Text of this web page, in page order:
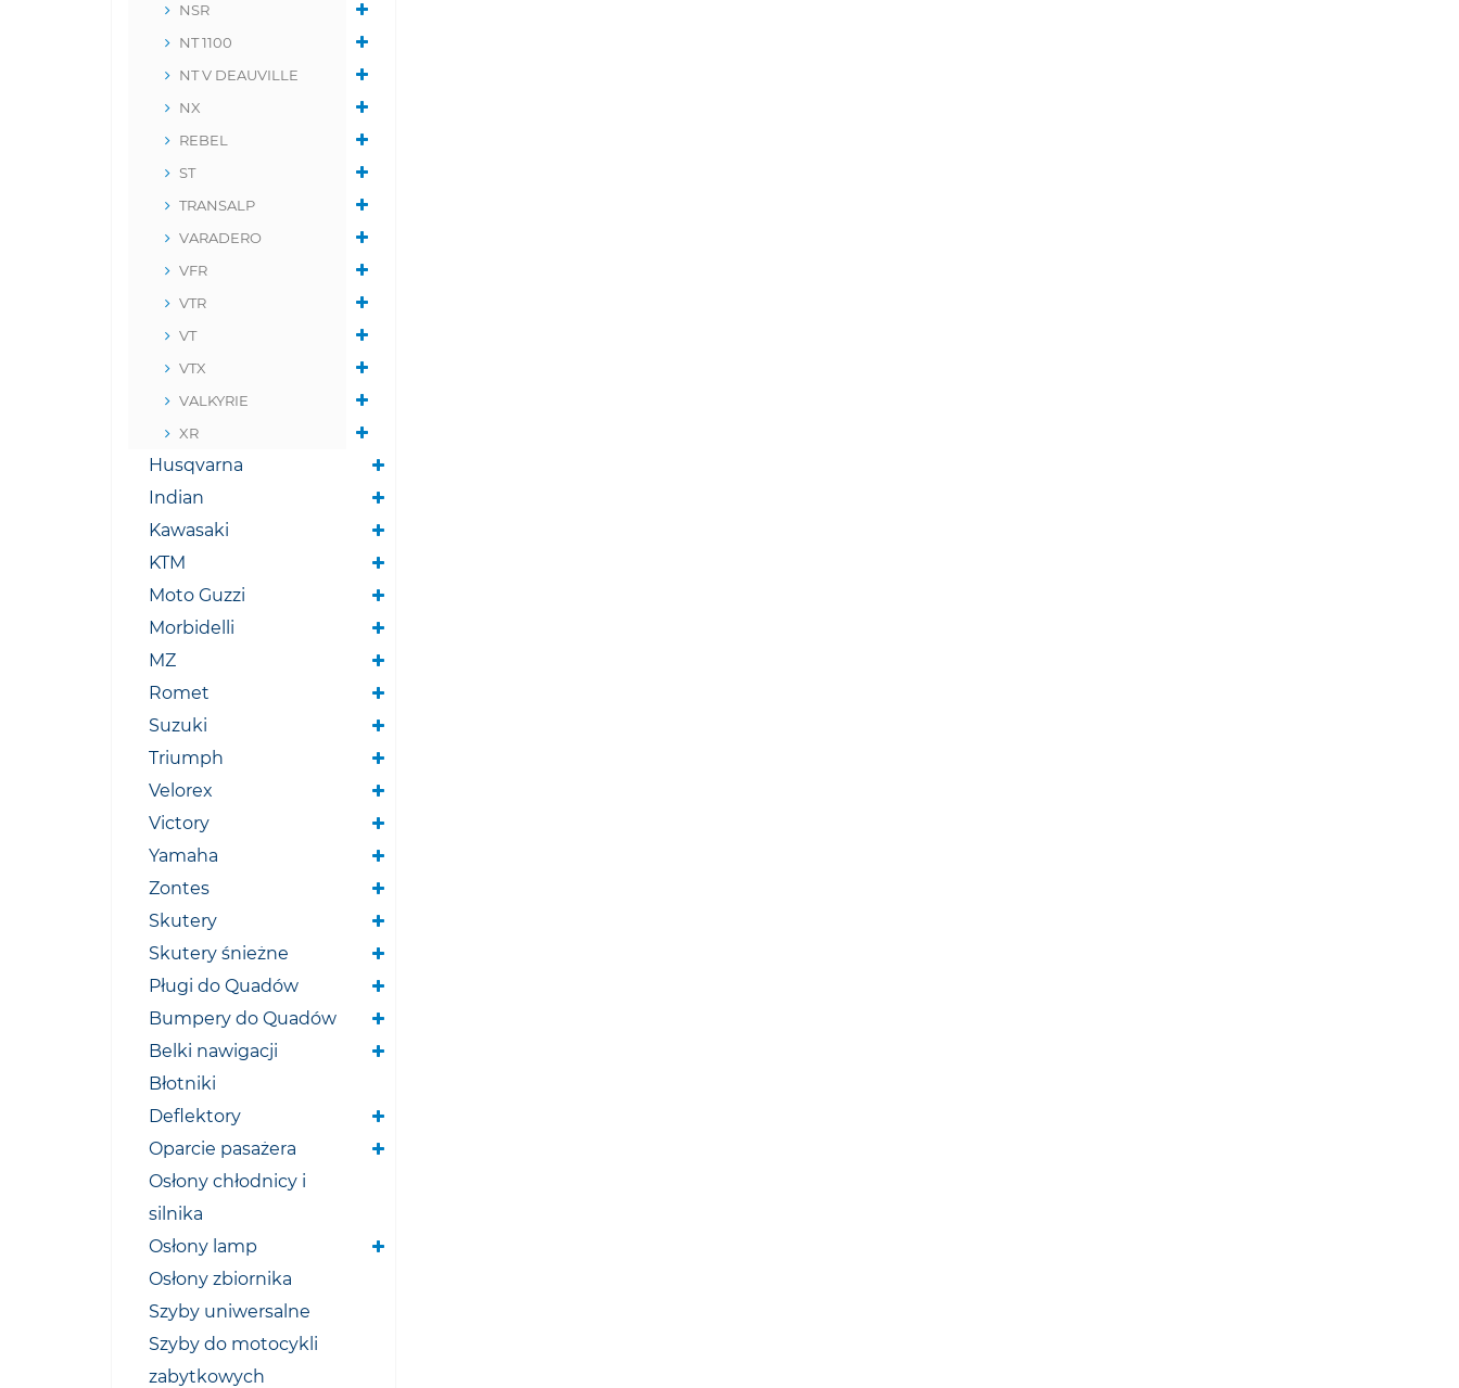
NSR
NT 1100
NT V DEAUVILLE
NX
REBEL
ST
TRANSALP
VARADERO
VFR
VTR
VT
VTX
VALKYRIE
XR
Husqvarna
Indian
Kawasaki
KTM
Moto Guzzi
Morbidelli
MZ
Romet
Suzuki
Triumph
Velorex
Victory
Yamaha
Zontes
Skutery
Skutery śnieżne
Pługi do Quadów
Bumpery do Quadów
Belki nawigacji
Błotniki
Deflektory
Oparcie pasażera
Osłony chłodnicy i
silnika
Osłony lamp
Osłony zbiornika
Szyby uniwersalne
Szyby do motocykli
zabytkowych